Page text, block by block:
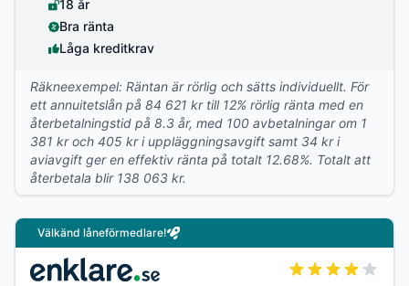
18 år
Bra ränta
Låga kreditkrav
Räkneexempel: Räntan är rörlig och sätts individuellt. För
ett annuitetslån på 84 621 kr till 12% rörlig ränta med en
återbetalningstid på 8.3 år, med 100 avbetalningar om 1
381 kr och 405 kr i uppläggningsavgift samt 34 kr i
aviavgift ger en effektiv ränta på totalt 12.68%. Totalt att
återbetala blir 138 063 kr.
Välkänd låneförmedlare!